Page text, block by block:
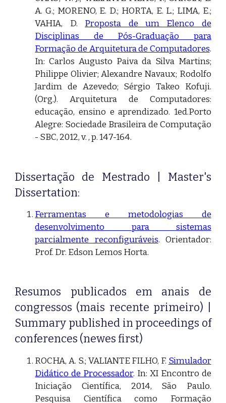
A. G.; MORENO, E. D.; HORTA, E. L.; LIMA, E.;
VAHIA, D.
Proposta de um Elenco de
Disciplinas de Pós-Graduação para
Formação de Arquitetura de Computadores.
In: Carlos Augusto Paiva da Silva Martins;
Philippe Olivier; Alexandre Navaux; Rodolfo
Jardim de Azevedo; Sérgio Takeo Kofuji.
(Org.). Arquitetura de Computadores:
educação, ensino e aprendizado. 1ed.Porto
Alegre: Sociedade Brasileira de Computação
- SBC, 2012, v. , p. 147-164.
Dissertação de Mestrado | Master's
Dissertation:
Ferramentas e metodologias de
desenvolvimento para sistemas
parcialmente reconfiguráveis. Orientador:
Prof. Dr. Edson Lemos Horta.
Resumos publicados em anais de
congressos (mais recente primeiro) |
Summary published in proceedings of
conferences (newes first)
ROCHA, A. S.; VALIANTE FILHO, F. Simulador
Didático de Processador. In: XI Encontro de
Iniciação Científica, 2014, São Paulo.
Pesquisa Científica como Formação